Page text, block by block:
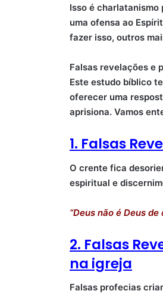
Isso é charlatanismo
uma ofensa ao
fazer isso, outros
Falsas revelações e
Este estudo bíblico
oferecer uma
aprisiona. Vamos
1. Falsas
O crente fica
espiritual e
“Deus não é Deus
2. Falsas
na igreja
Falsas profecias